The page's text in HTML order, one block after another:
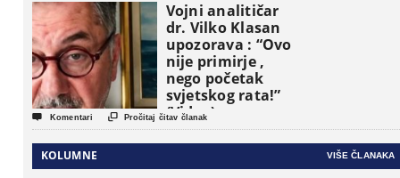
Vojni analitičar
dr. Vilko Klasan
upozorava : “Ovo
nije primirje ,
nego početak
svjetskog rata!”
(Video)
 Komentari  Pročitaj čitav članak
KOLUMNE VIŠE ČLANAKA